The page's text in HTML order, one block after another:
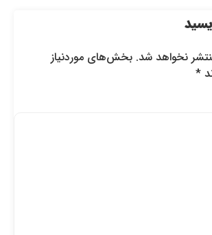
نخواهد شد. بخش‌های موردنیاز